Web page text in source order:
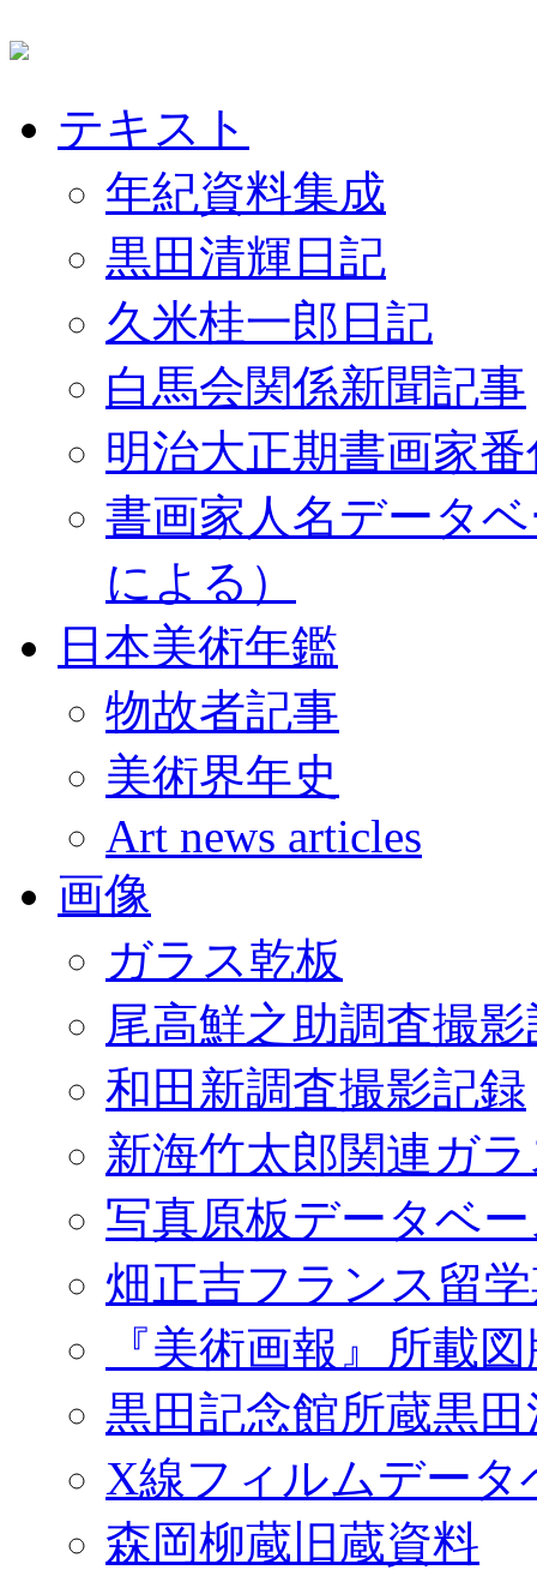
テキスト
年紀資料集成
黒田清輝日記
久米桂一郎日記
白馬会関係新聞記事
明治大正期書画家
書画家人名データ
による）
日本美術年鑑
物故者記事
美術界年史
Art news articles
画像
ガラス乾板
尾高鮮之助調査撮
和田新調査撮影記録
新海竹太郎関連ガ
写真原板データベ
畑正吉フランス留
『美術画報』所載
黒田記念館所蔵黒
X線フィルムデータ
森岡柳蔵旧蔵資料